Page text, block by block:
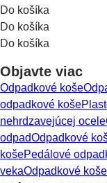
Do košíka
Do košíka
Do košíka
Objavte viac
Odpadkové koše
odpadkové koše
nehrdzavejúcej ocele
odpadOdpadkové
košePedálové
vekaOdpadkové